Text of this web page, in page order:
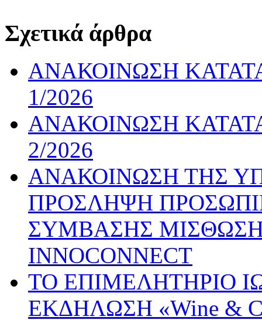
Σχετικά άρθρα
ΑΝΑΚΟΙΝΩΣΗ
1/2026
ΑΝΑΚΟΙΝΩΣΗ
2/2026
ΑΝΑΚΟΙΝΩΣΗ ΤΗΣ
ΠΡΟΣΛΗΨΗ
ΣΥΜΒΑΣΗΣ
INNOCONNECT
ΤΟ ΕΠΙΜΕΛΗΤΗΡΙΟ
ΕΚΔΗΛΩΣΗ «Wine &